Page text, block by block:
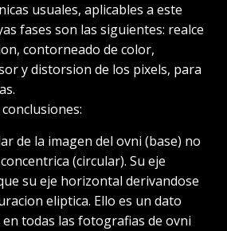
usuales, aplicables a este
fases son las siguientes: realce
contorneado de color,
y distorsion de los pixels, para
de la imagen del ovni (base) no
(circular). Su eje
su eje horizontal derivandose
eliptica. Ello es un dato
todas las fotografias de ovni